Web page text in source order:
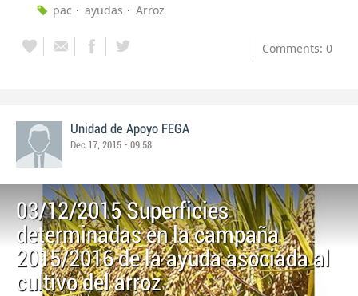
pac
ayudas Arroz
Comments: 0
Unidad de Apoyo FEGA
Dec 17, 2015 - 09:58
03/12/2015 Superficies
determinadas en la campaña
2015/2016 de la ayuda asociada al
cultivo del arroz